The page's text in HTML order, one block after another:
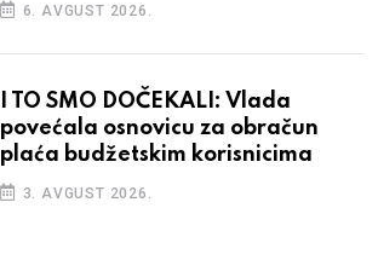
6. AVGUST 2026.
I TO SMO DOČEKALI: Vlada
povećala osnovicu za obračun
plaća budžetskim korisnicima
3. AVGUST 2026.